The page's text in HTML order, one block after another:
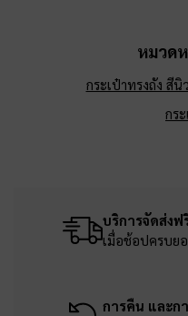
หมวด
กระเป๋าทรงถัง สีนิ
กร
บริการจัดส่งฟ
เมื่อช้อปครบย
การคืน และก